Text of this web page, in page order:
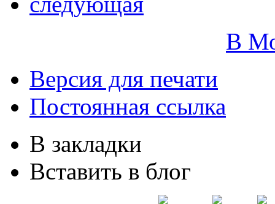
В
Версия для печати
Постоянная ссылка
В закладки
Вставить в блог